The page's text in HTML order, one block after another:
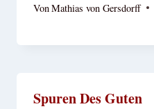
VonMathias von Gersdorff
Spuren Des Guten